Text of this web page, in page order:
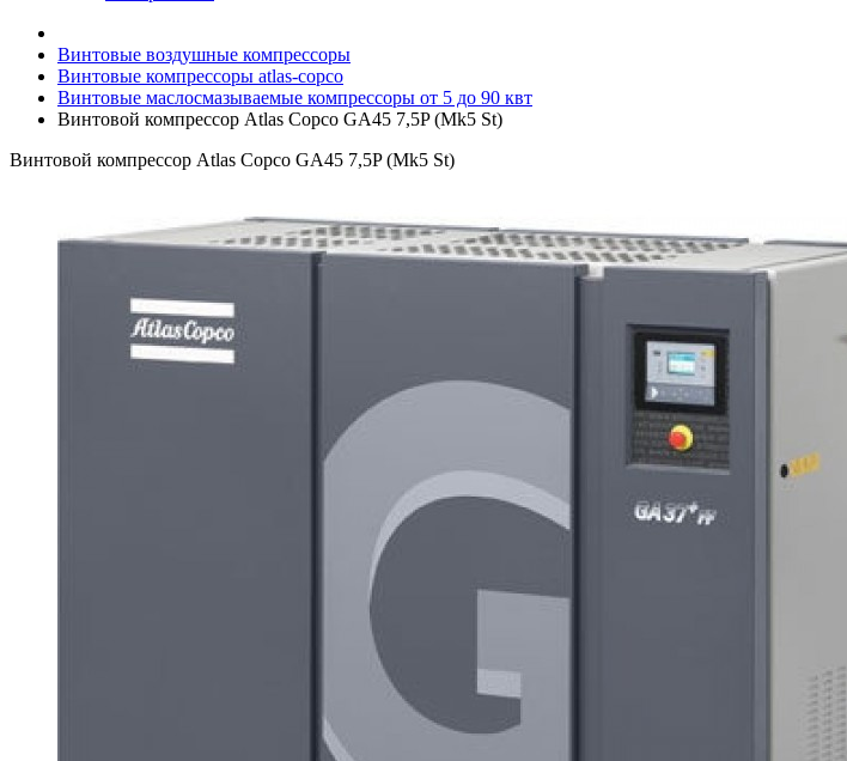
Винтовые воздушные компрессоры
Винтовые компрессоры atlas-copco
Винтовые маслосмазываемые компрессоры от 5 до 90 квт
Винтовой компрессор Atlas Copco GA45 7,5P (Mk5 St)
Винтовой компрессор Atlas Copco GA45 7,5P (Mk5 St)